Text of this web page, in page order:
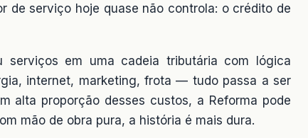
de serviço hoje quase não controla: o crédito de
serviços em uma cadeia tributária com lógica
internet, marketing, frota — tudo passa a ser
alta proporção desses custos, a Reforma pode
mão de obra pura, a história é mais dura.